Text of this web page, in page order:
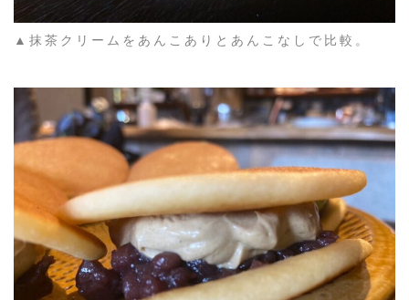
▲抹茶クリームをあんこありとあんこなしで比較。